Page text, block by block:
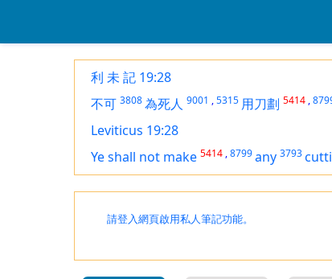
利 未 記 19:28
不可 3808為死人 9001 ,5315 用刀劃 5414 ,
Leviticus 19:28
Ye shall not make 5414 ,8799any 3793
請登入網頁啟用私人筆記功能。